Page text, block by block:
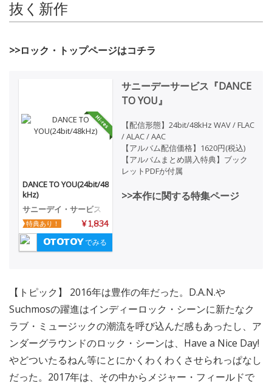
抜く新作
>>ロック・トップページはコチラ
DANCE TO YOU(24bit/48
kHz)
サニーデイ・サービス
¥ 1,834
特典あり！
でみる
サニーデーサービス『DANCE
TO YOU』
【配信形態】24bit/48kHz WAV / FLAC
/ ALAC / AAC
【アルバム配信価格】1620円(税込)
【アルバムまとめ購入特典】ブック
レットPDFが付属
>>本作に関する特集ページ
【トピック】 2016年は豊作の年だった。D.A.N.や
Suchmosの躍進はインディーロック・シーンに新たなク
ラブ・ミュージックの潮流を呼び込んだ感もあったし、ア
ンダーグラウンドのロック・シーンは、Have a Nice Day!
やどついたるねん等にとにかくわくわくさせられっぱなし
だった。2017年は、その中からメジャー・フィールドで